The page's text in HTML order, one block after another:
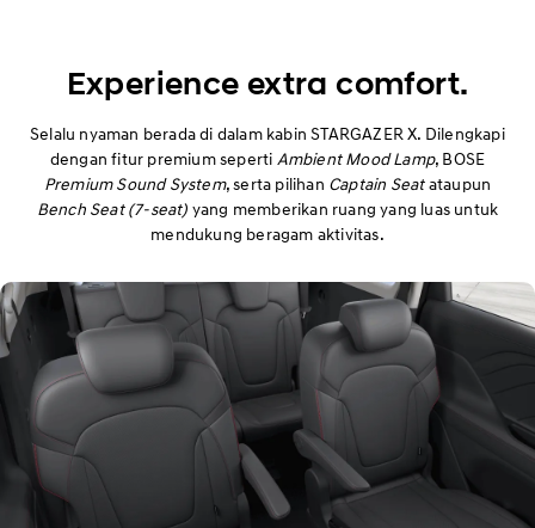
Eksterior
Interior
Performa
Kenyamanan
Spesifikasi
Aksesoris
Experience extra comfort.
Selalu nyaman berada di dalam kabin STARGAZER X. Dilengkapi
dengan fitur premium seperti Ambient Mood Lamp, BOSE
Premium Sound System, serta pilihan Captain Seatataupun
Bench Seat (7-seat) yang memberikan ruang yang luas untuk
mendukung beragam aktivitas.